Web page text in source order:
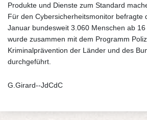
Produkte und Dienste zum Standard
Für den Cybersicherheitsmonitor befragte
Januar bundesweit 3.060 Menschen ab
wurde zusammen mit dem Programm
Kriminalprävention der Länder und des
durchgeführt.
G.Girard--JdCdC